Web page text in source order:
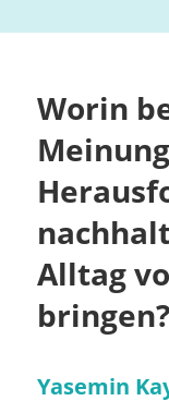
Worin
Alltag
bringen?
Yasemin